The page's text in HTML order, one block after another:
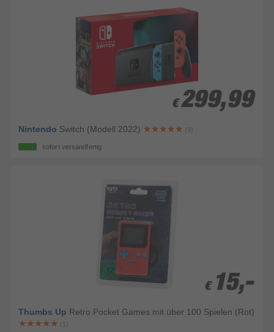
€ 299,99
€ 299,99
Nintendo Switch (Modell 2022) (9)
sofort versandfertig
€ 15,-
€ 15,-
Thumbs Up Retro Pocket Games mit über 100 Spielen (Rot)
(1)